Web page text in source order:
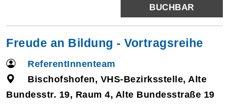
BUCHBAR
Freude an Bildung - Vortragsreihe
ReferentInnenteam
Bischofshofen, VHS-Bezirksstelle, Alte
Bundesstr. 19, Raum 4, Alte Bundesstraße 19